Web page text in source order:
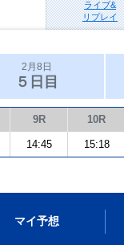
ライブ&
リプレイ
2月8日
５日目
9R 10R
14:45 15:18
マイ予想